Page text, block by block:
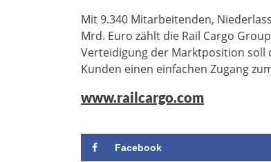
Mit 9.340 Mitarbeitenden,
Mrd. Euro zählt die Rail Cargo
Verteidigung der Marktposition soll
Kunden einen einfachen Zugang
www.railcargo.com
Facebook